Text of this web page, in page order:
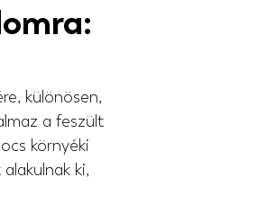
különösen,
a feszült
környéki
ki,